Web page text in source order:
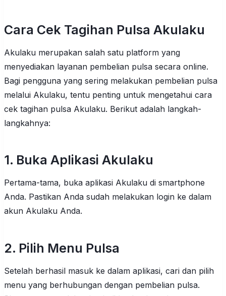
Cara Cek Tagihan Pulsa Akulaku
Akulaku merupakan salah satu platform yang
menyediakan layanan pembelian pulsa secara online.
Bagi pengguna yang sering melakukan pembelian pulsa
melalui Akulaku, tentu penting untuk mengetahui cara
cek tagihan pulsa Akulaku. Berikut adalah langkah-
langkahnya:
1. Buka Aplikasi Akulaku
Pertama-tama, buka aplikasi Akulaku di smartphone
Anda. Pastikan Anda sudah melakukan login ke dalam
akun Akulaku Anda.
2. Pilih Menu Pulsa
Setelah berhasil masuk ke dalam aplikasi, cari dan pilih
menu yang berhubungan dengan pembelian pulsa.